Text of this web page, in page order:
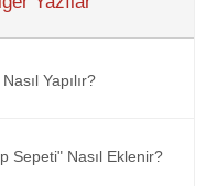
Yapılır?
Sepeti" Nasıl Eklenir?